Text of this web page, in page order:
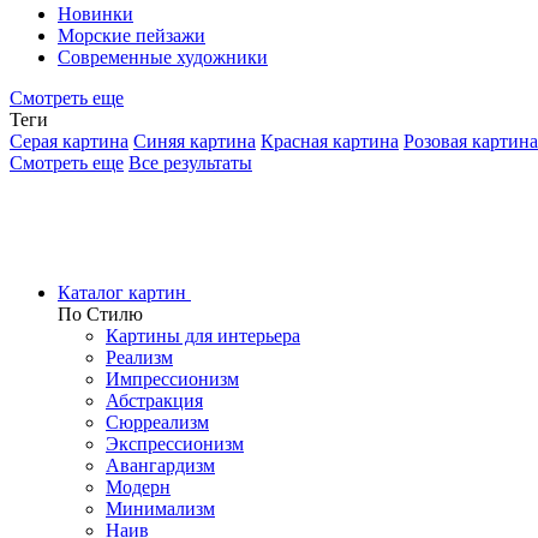
Новинки
Морские пейзажи
Современные художники
Смотреть еще
Теги
Серая картина Синяя картина Красная картина Розовая картина
Смотреть еще Все результаты
Каталог картин
По Стилю
Картины для интерьера
Реализм
Импрессионизм
Абстракция
Сюрреализм
Экспрессионизм
Авангардизм
Модерн
Минимализм
Наив